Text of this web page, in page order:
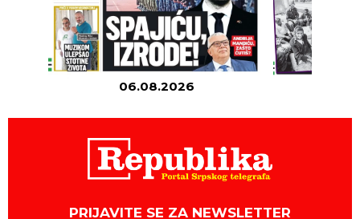
06.08.2026
PRIJAVITE SE ZA NEWSLETTER